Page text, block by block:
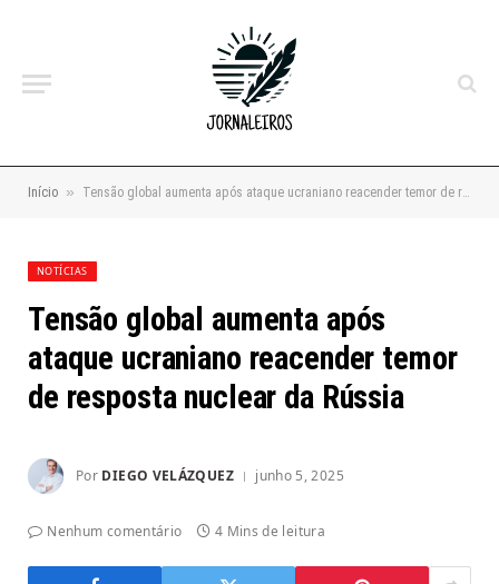
Início » Tensão global aumenta após ataque ucraniano reacender temor de resposta nuclear da Rússia
NOTÍCIAS
Tensão global aumenta após
ataque ucraniano reacender temor
de resposta nuclear da Rússia
Por DIEGO VELÁZQUEZ junho 5, 2025
Nenhum comentário 4 Mins de leitura